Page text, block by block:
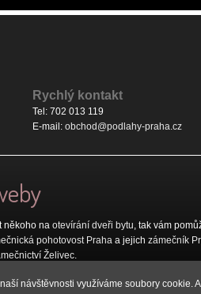
Rychlý kontakt
Tel: 702 013 119
E-mail: obchod@podlahy-praha.cz
někoho na otevírání dveři bytu, tak vám
pohotovost Praha a jejich zámečník
Želivec.
návštěvnosti využíváme soubory cookie.